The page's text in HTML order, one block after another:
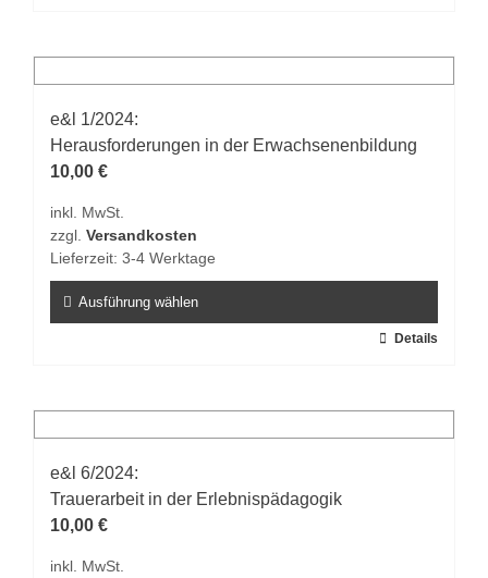
Varianten
auf.
Die
Optionen
auf
der
gewählt
werden
e&l 1/2024:
Herausforderungen in der Erwachsenenbildung
10,00 €
inkl. MwSt.
zzgl. Versandkosten
Lieferzeit: 3-4 Werktage
Ausführung wählen
Varianten
auf.
Die
Optionen
Details
e&l 6/2024:
Trauerarbeit in der Erlebnispädagogik
10,00 €
inkl. MwSt.